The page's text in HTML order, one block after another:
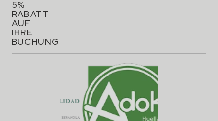
5%
RABATT
AUF
IHRE
BUCHUNG